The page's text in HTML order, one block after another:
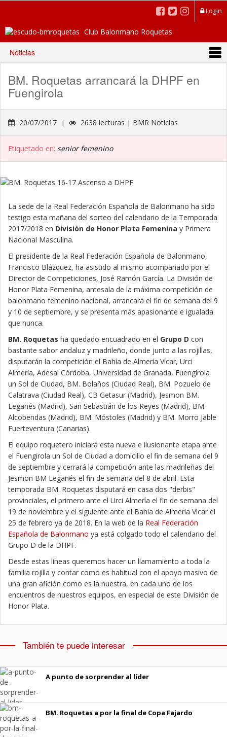
Login
Club Balonmano Roquetas
Noticias
BM. Roquetas arrancará la DHPF en
Fuengirola
20/07/2017 | 2638 lecturas | BMR Noticias
Etiquetado en: senior femenino
La sede de la Real Federación Española de Balonmano ha sido
testigo esta mañana del sorteo del calendario de la Temporada
2017/2018 en División de Honor Plata Femenina y Primera
Nacional Masculina.
El presidente de la Real Federación Española de Balonmano,
Francisco Blázquez, ha asistido al mismo acompañado por el
Director de Competiciones, José Ramón García. La División de
Honor Plata Femenina, antesala de la máxima competición de
balonmano femenino nacional, arrancará el fin de semana del 9
y 10 de septiembre, y se presenta más apasionante e igualada
que nunca.
BM. Roquetas ha quedado encuadrado en el Grupo D con
bastante sabor andaluz y madrileño, donde junto a las rojillas,
disputarán la competición el Bahía de Almería Vícar, Urci
Almería, Adesal Córdoba, Universidad de Granada, Fuengirola
un Sol de Ciudad, BM. Bolaños (Ciudad Real), BM. Pozuelo de
Calatrava (Ciudad Real), CB Getasur (Madrid), Jesmon BM.
Leganés (Madrid), San Sebastián de los Reyes (Madrid), BM.
Alcobendas (Madrid), BM. Móstoles (Madrid) y BM. Morro Jable
Fuerteventura (Canarias).
El equipo roquetero iniciará esta nueva e ilusionante etapa ante
el Fuengirola un Sol de Ciudad a domicilio el fin de semana del 9
de septiembre y cerrará la competición ante las madrileñas del
Jesmon BM Leganés el fin de semana del 8 de abril. Esta
temporada BM. Roquetas disputará en casa dos "derbis"
provinciales, el primero ante el Urci Almería el fin de semana del
19 de noviembre y el siguiente ante el Bahía de Almería Vícar el
25 de febrero ya de 2018. En la web de la Real Federación
Española de Balonmano ya está colgado todo el calendario del
Grupo D de la DHPF.
Desde estas líneas queremos hacer un llamamiento a toda la
familia rojilla y contar como es habitual con el apoyo masivo de
una gran afición como es la nuestra, en cada uno de los
encuentros de nuestros equipos, en especial de este División de
Honor Plata.
También te puede interesar
A punto de sorprender al líder
BM. Roquetas a por la final de Copa Fajardo